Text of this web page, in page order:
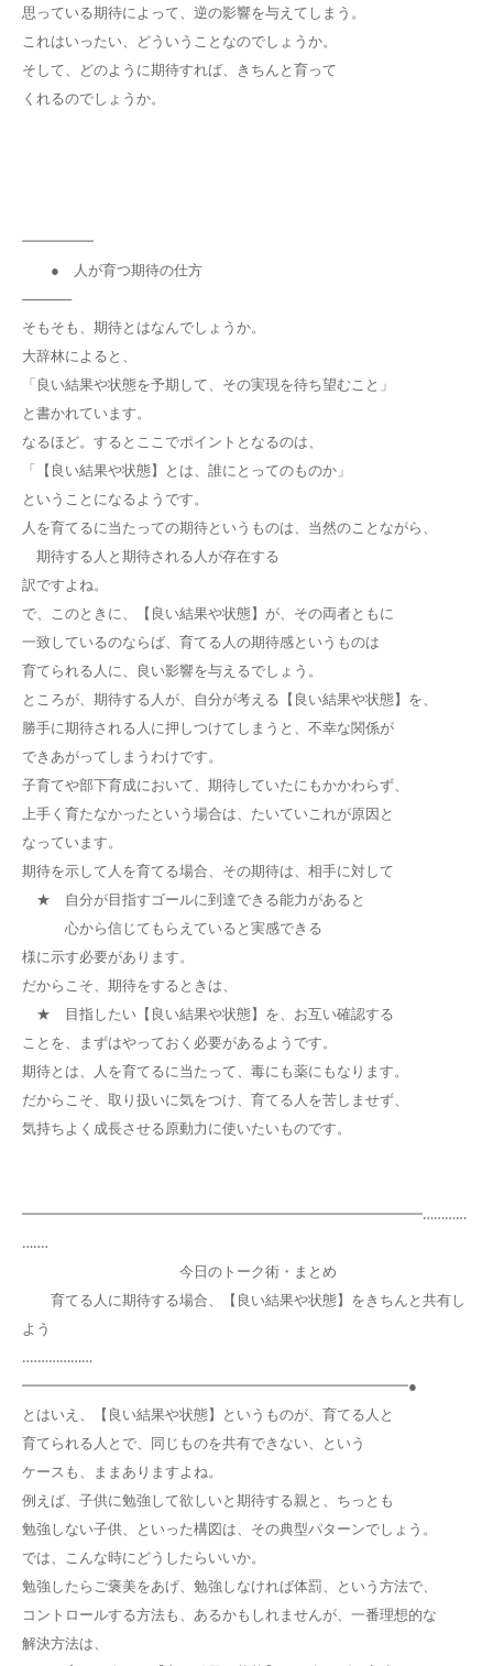
思っている期待によって、逆の影響を与えてしまう。
これはいったい、どういうことなのでしょうか。
そして、どのように期待すれば、きちんと育って
くれるのでしょうか。
━━━━━
● 人が育つ期待の仕方
─────
そもそも、期待とはなんでしょうか。
大辞林によると、
「良い結果や状態を予期して、その実現を待ち望むこと」
と書かれています。
なるほど。するとここでポイントとなるのは、
「【良い結果や状態】とは、誰にとってのものか」
ということになるようです。
人を育てるに当たっての期待というものは、当然のことながら、
期待する人と期待される人が存在する
訳ですよね。
で、このときに、【良い結果や状態】が、その両者ともに
一致しているのならば、育てる人の期待感というものは
育てられる人に、良い影響を与えるでしょう。
ところが、期待する人が、自分が考える【良い結果や状態】を、
勝手に期待される人に押しつけてしまうと、不幸な関係が
できあがってしまうわけです。
子育てや部下育成において、期待していたにもかかわらず、
上手く育たなかったという場合は、たいていこれが原因と
なっています。
期待を示して人を育てる場合、その期待は、相手に対して
★ 自分が目指すゴールに到達できる能力があると
心から信じてもらえていると実感できる
様に示す必要があります。
だからこそ、期待をするときは、
★ 目指したい【良い結果や状態】を、お互い確認する
ことを、まずはやっておく必要があるようです。
期待とは、人を育てるに当たって、毒にも薬にもなります。
だからこそ、取り扱いに気をつけ、育てる人を苦しませず、
気持ちよく成長させる原動力に使いたいものです。
━━━━━━━━━━━━━━━━━━━━━━━━━━━━…………
…‥‥
今日のトーク術・まとめ
育てる人に期待する場合、【良い結果や状態】をきちんと共有し
よう
‥‥……………
━━━━━━━━━━━━━━━━━━━━━━━━━━━●
とはいえ、【良い結果や状態】というものが、育てる人と
育てられる人とで、同じものを共有できない、という
ケースも、ままありますよね。
例えば、子供に勉強して欲しいと期待する親と、ちっとも
勉強しない子供、といった構図は、その典型パターンでしょう。
では、こんな時にどうしたらいいか。
勉強したらご褒美をあげ、勉強しなければ体罰、という方法で、
コントロールする方法も、あるかもしれませんが、一番理想的な
解決方法は、